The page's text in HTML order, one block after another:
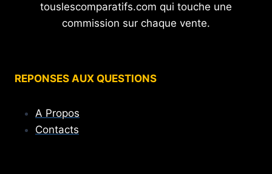
touslescomparatifs.com qui touche une
commission sur chaque vente.
REPONSES AUX QUESTIONS
A Propos
Contacts